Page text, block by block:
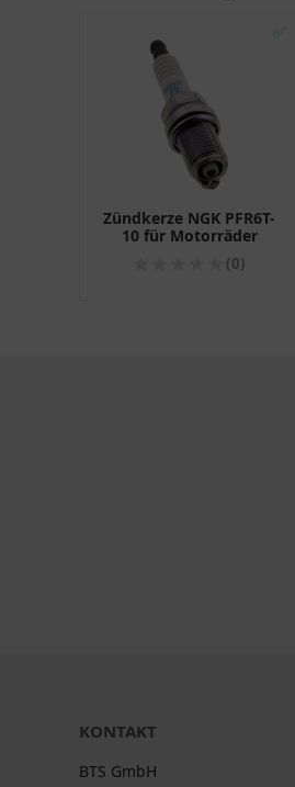
✅
Zündkerze NGK PFR6T-
10 für Motorräder
(0)
KONTAKT
BTS GmbH